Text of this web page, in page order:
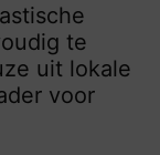
te
uit lokale
voor